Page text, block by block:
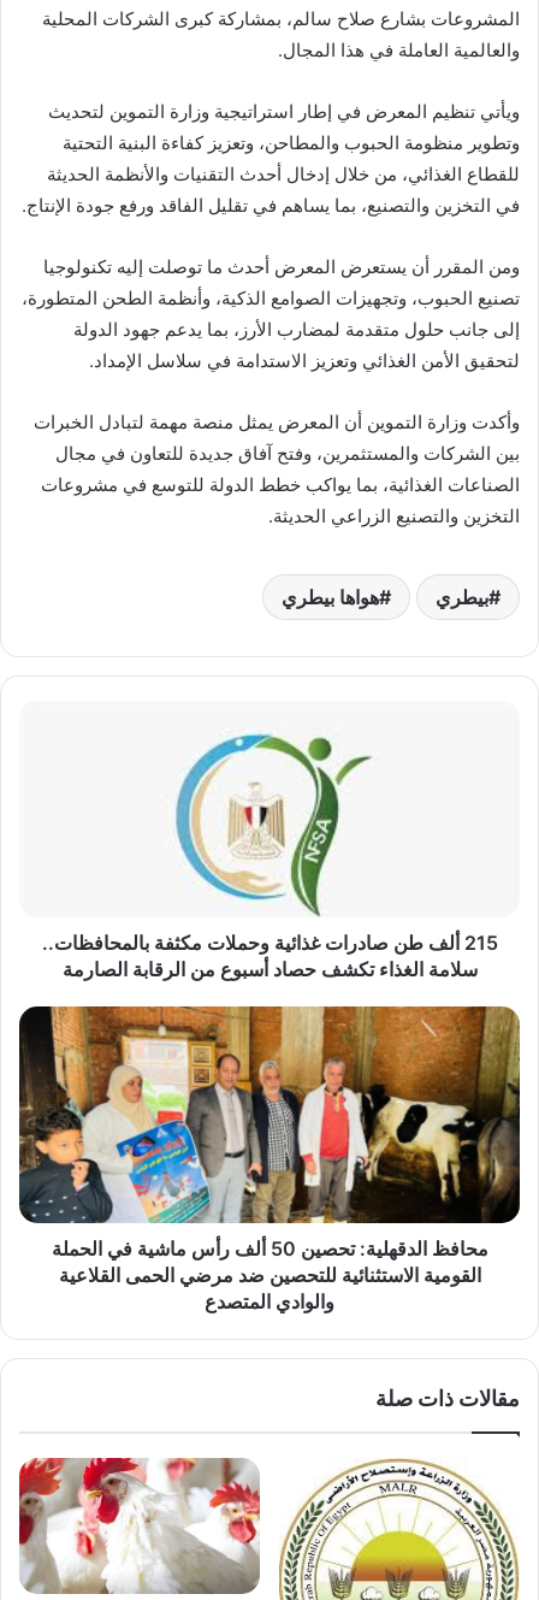
المشروعات بشارع صلاح سالم، بمشاركة كبرى الشركات المحلية
والعالمية العاملة في هذا المجال.
ويأتي تنظيم المعرض في إطار استراتيجية وزارة التموين لتحديث
وتطوير منظومة الحبوب والمطاحن، وتعزيز كفاءة البنية التحتية
للقطاع الغذائي، من خلال إدخال أحدث التقنيات والأنظمة الحديثة
في التخزين والتصنيع، بما يساهم في تقليل الفاقد ورفع جودة الإنتاج.
ومن المقرر أن يستعرض المعرض أحدث ما توصلت إليه تكنولوجيا
تصنيع الحبوب، وتجهيزات الصوامع الذكية، وأنظمة الطحن المتطورة،
إلى جانب حلول متقدمة لمضارب الأرز، بما يدعم جهود الدولة
لتحقيق الأمن الغذائي وتعزيز الاستدامة في سلاسل الإمداد.
وأكدت وزارة التموين أن المعرض يمثل منصة مهمة لتبادل الخبرات
بين الشركات والمستثمرين، وفتح آفاق جديدة للتعاون في مجال
الصناعات الغذائية، بما يواكب خطط الدولة للتوسع في مشروعات
التخزين والتصنيع الزراعي الحديثة.
بيطري هواها بيطري
الغذاء
أسبوع
من
الرقابة
الصارمة
215 ألف طن صادرات غذائية وحملات مكثفة بالمحافظات..
سلامة الغذاء تكشف حصاد أسبوع من الرقابة الصارمة
محافظ
الدقهلية:
تحصين
50
ألف
رأس
ماشية
في
الحملة
القومية
الاستثنائية
مرضي
القلاعية
محافظ الدقهلية: تحصين 50 ألف رأس ماشية في الحملة
القومية الاستثنائية للتحصين ضد مرضي الحمى القلاعية
والوادي المتصدع
مقالات ذات صلة